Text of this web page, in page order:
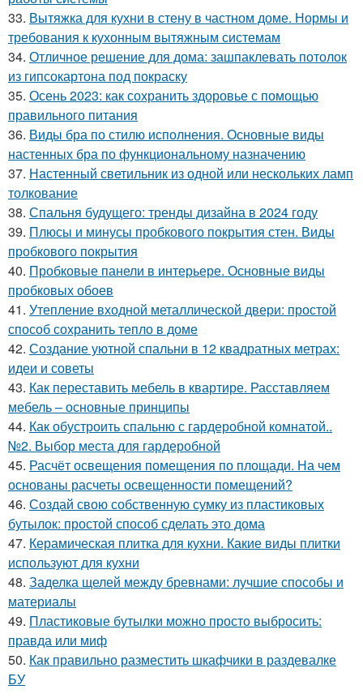
33. Вытяжка для кухни в стену в частном доме. Нормы и
требования к кухонным вытяжным системам
34. Отличное решение для дома: зашпаклевать потолок
из гипсокартона под покраску
35. Осень 2023: как сохранить здоровье с помощью
правильного питания
36. Виды бра по стилю исполнения. Основные виды
настенных бра по функциональному назначению
37. Настенный светильник из одной или нескольких ламп
толкование
38. Спальня будущего: тренды дизайна в 2024 году
39. Плюсы и минусы пробкового покрытия стен. Виды
пробкового покрытия
40. Пробковые панели в интерьере. Основные виды
пробковых обоев
41. Утепление входной металлической двери: простой
способ сохранить тепло в доме
42. Создание уютной спальни в 12 квадратных метрах:
идеи и советы
43. Как переставить мебель в квартире. Расставляем
мебель – основные принципы
44. Как обустроить спальню с гардеробной комнатой..
№2. Выбор места для гардеробной
45. Расчёт освещения помещения по площади. На чем
основаны расчеты освещенности помещений?
46. Создай свою собственную сумку из пластиковых
бутылок: простой способ сделать это дома
47. Керамическая плитка для кухни. Какие виды плитки
используют для кухни
48. Заделка щелей между бревнами: лучшие способы и
материалы
49. Пластиковые бутылки можно просто выбросить:
правда или миф
50. Как правильно разместить шкафчики в раздевалке
БУ